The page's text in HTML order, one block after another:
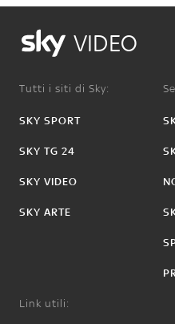
VIDEO
Tutti i siti di Sky:
SKY SPORT
SKY TG 24
SKY VIDEO
SKY ARTE
Link utili: